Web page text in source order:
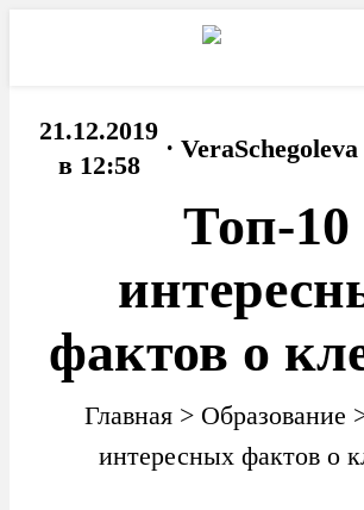
21.12.2019
в 12:58
· VeraSchegoleva
Топ-10
фактов о
Главная> Образование
интересных фактов о